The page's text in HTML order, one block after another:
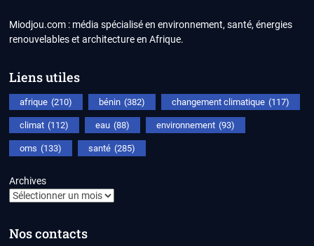
Miodjou.com : média spécialisé en environnement, santé, énergies
renouvelables et architecture en Afrique.
Liens utiles
afrique (210) bénin (382) changement climatique (117)
climat (112) eau (88) environnement (93)
oms (133) santé (285)
Archives
Nos contacts